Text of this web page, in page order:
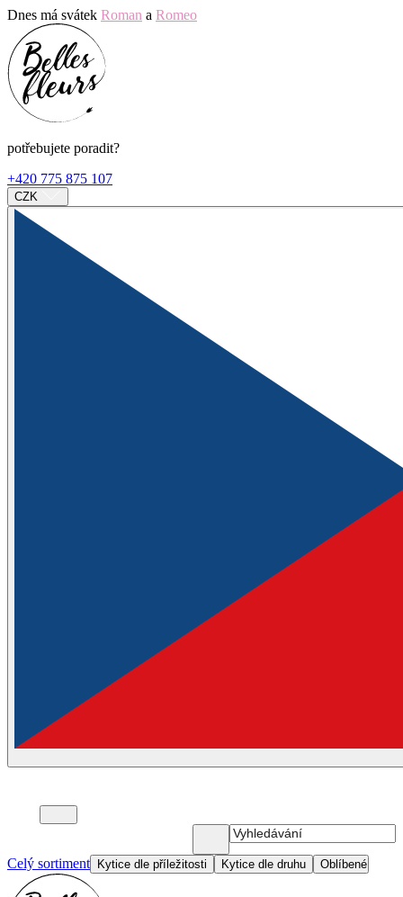
Dnes má svátek Roman a Romeo
potřebujete poradit?
+420 775 875 107
CZK
Celý sortiment Kytice dle příležitosti Kytice dle druhu Oblíbené